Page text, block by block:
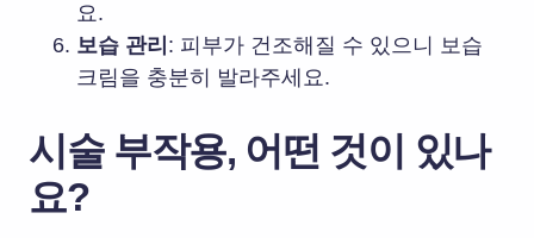
요.
보습 관리 : 피부가 건조해질 수 있으니 보습
크림을 충분히 발라주세요.
시술 부작용, 어떤 것이 있나
요?